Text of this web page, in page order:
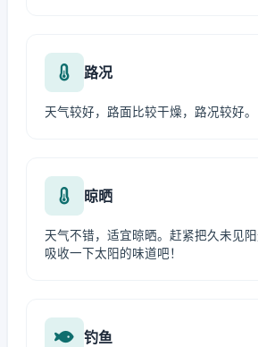
路况
天气较好，路面比较干燥，路况较好。
晾晒
天气不错，适宜晾晒。赶紧把久未见
吸收一下太阳的味道吧！
钓鱼